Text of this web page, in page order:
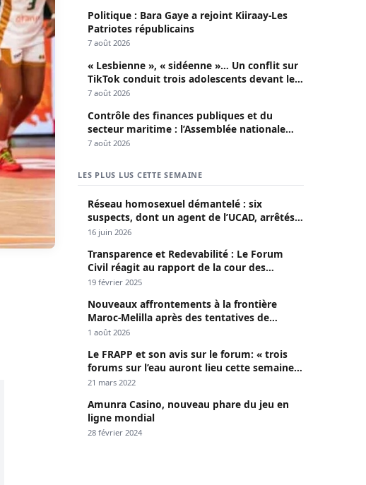
Politique : Bara Gaye a rejoint Kiiraay-Les
Patriotes républicains
7 août 2026
« Lesbienne », « sidéenne »… Un conflit sur
TikTok conduit trois adolescents devant le
parquet
7 août 2026
Contrôle des finances publiques et du
secteur maritime : l’Assemblée nationale
convoque une session extraordinaire
7 août 2026
LES PLUS LUS CETTE SEMAINE
Réseau homosexuel démantelé : six
suspects, dont un agent de l’UCAD, arrêtés à
Keur Massar ; l’un avoue avoir propagé le
16 juin 2026
Transparence et Redevabilité : Le Forum
Civil réagit au rapport de la cour des
comptes
19 février 2025
Nouveaux affrontements à la frontière
Maroc-Melilla après des tentatives de
passage
1 août 2026
Le FRAPP et son avis sur le forum: « trois
forums sur l’eau auront lieu cette semaine à
Dakar »
21 mars 2022
Amunra Casino, nouveau phare du jeu en
ligne mondial
28 février 2024